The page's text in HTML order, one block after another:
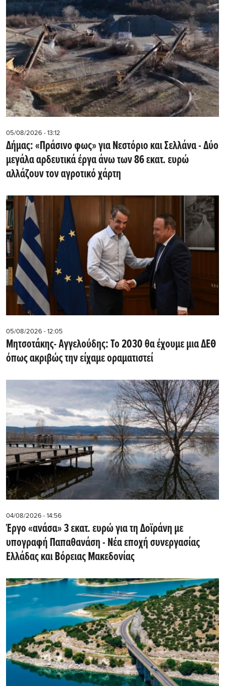
05/08/2026 - 13:12
Δήμας: «Πράσινο φως» για Νεστόριο και Σελλάνα - Δύο
μεγάλα αρδευτικά έργα άνω των 86 εκατ. ευρώ
αλλάζουν τον αγροτικό χάρτη
05/08/2026 - 12:05
Μητσοτάκης- Αγγελούδης: Το 2030 θα έχουμε μια ΔΕΘ
όπως ακριβώς την είχαμε οραματιστεί
04/08/2026 - 14:56
Έργο «ανάσα» 3 εκατ. ευρώ για τη Δοϊράνη με
υπογραφή Παπαθανάση - Νέα εποχή συνεργασίας
Ελλάδας και Βόρειας Μακεδονίας